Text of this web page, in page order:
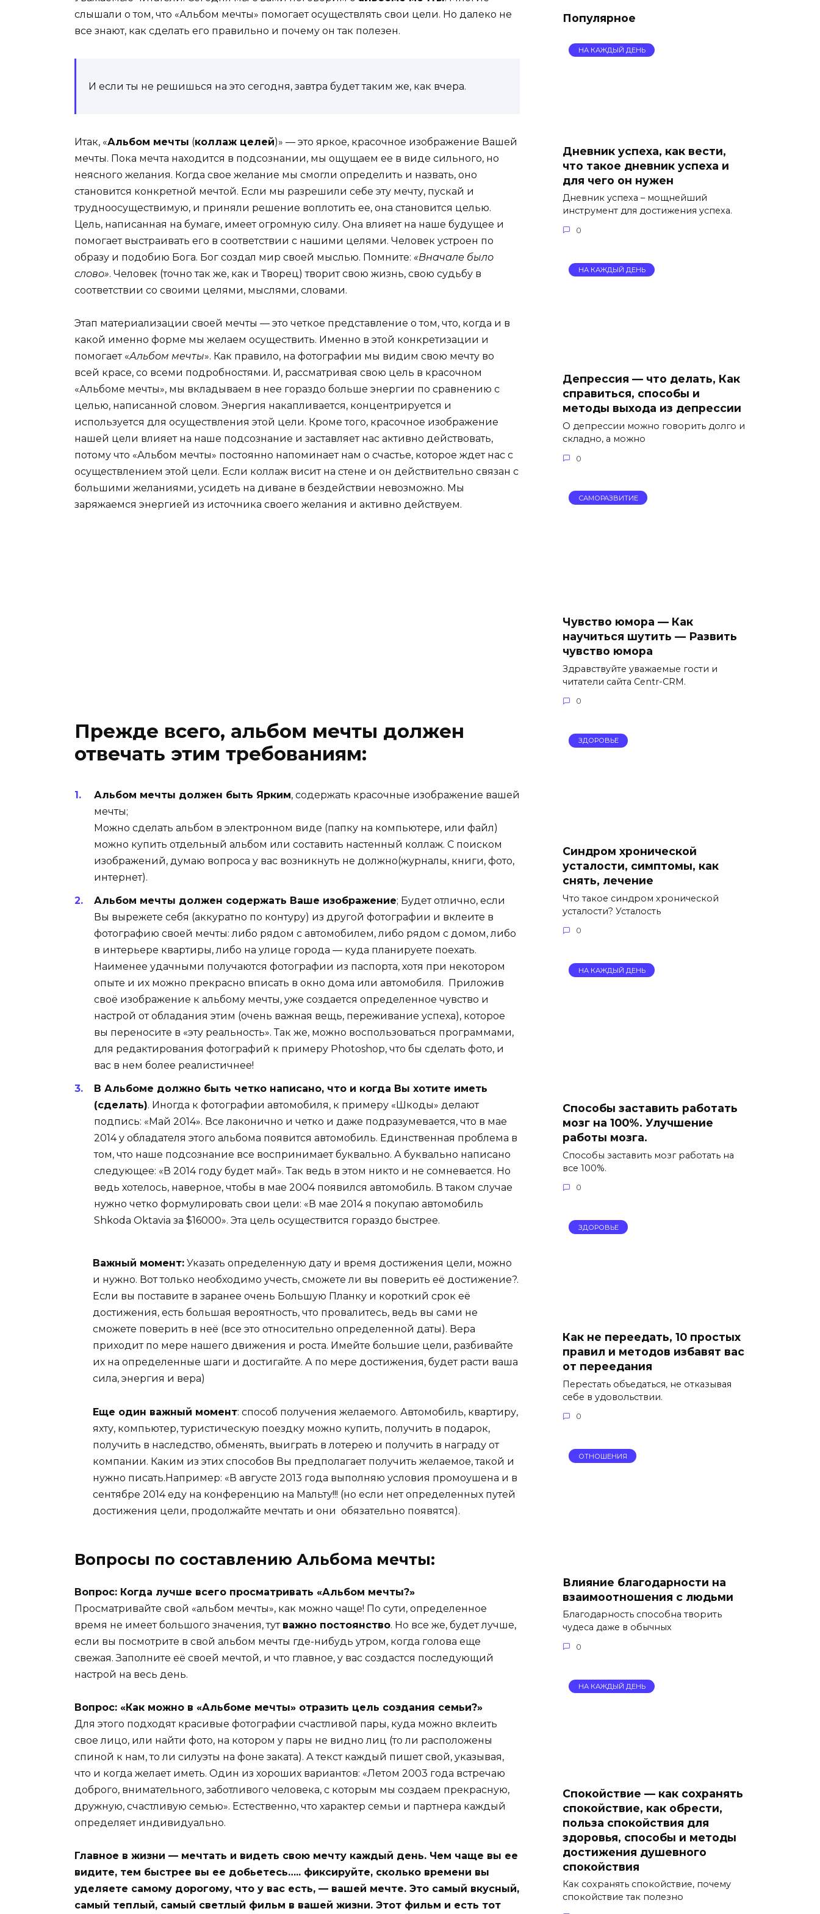
слышали о том, что «Альбом мечты» помогает осуществлять свои цели. Но далеко не
все знают, как сделать его правильно и почему он так полезен.
И если ты не решишься на это сегодня, завтра будет таким же, как вчера.
Итак, «Альбом мечты (коллаж целей)» — это яркое, красочное изображение Вашей
мечты. Пока мечта находится в подсознании, мы ощущаем ее в виде сильного, но
неясного желания. Когда свое желание мы смогли определить и назвать, оно
становится конкретной мечтой. Если мы разрешили себе эту мечту, пускай и
трудноосуществимую, и приняли решение воплотить ее, она становится целью.
Цель, написанная на бумаге, имеет огромную силу. Она влияет на наше будущее и
помогает выстраивать его в соответствии с нашими целями. Человек устроен по
образу и подобию Бога. Бог создал мир своей мыслью. Помните: «Вначале было
слово». Человек (точно так же, как и Творец) творит свою жизнь, свою судьбу в
соответствии со своими целями, мыслями, словами.
Этап материализации своей мечты — это четкое представление о том, что, когда и в
какой именно форме мы желаем осуществить. Именно в этой конкретизации и
помогает «Альбом мечты». Как правило, на фотографии мы видим свою мечту во
всей красе, со всеми подробностями. И, рассматривая свою цель в красочном
«Альбоме мечты», мы вкладываем в нее гораздо больше энергии по сравнению с
целью, написанной словом. Энергия накапливается, концентрируется и
используется для осуществления этой цели. Кроме того, красочное изображение
нашей цели влияет на наше подсознание и заставляет нас активно действовать,
потому что «Альбом мечты» постоянно напоминает нам о счастье, которое ждет нас с
осуществлением этой цели. Если коллаж висит на стене и он действительно связан с
большими желаниями, усидеть на диване в бездействии невозможно. Мы
заряжаемся энергией из источника своего желания и активно действуем.
Прежде всего, альбом мечты должен
отвечать этим требованиям:
Альбом мечты должен быть Ярким, содержать красочные изображение вашей
мечты;
Можно сделать альбом в электронном виде (папку на компьютере, или файл)
можно купить отдельный альбом или составить настенный коллаж. С поиском
изображений, думаю вопроса у вас возникнуть не должно(журналы, книги, фото,
интернет).
Альбом мечты должен содержать Ваше изображение; Будет отлично, если
Вы вырежете себя (аккуратно по контуру) из другой фотографии и вклеите в
фотографию своей мечты: либо рядом с автомобилем, либо рядом с домом, либо
в интерьере квартиры, либо на улице города — куда планируете поехать.
Наименее удачными получаются фотографии из паспорта, хотя при некотором
опыте и их можно прекрасно вписать в окно дома или автомобиля. Приложив
своё изображение к альбому мечты, уже создается определенное чувство и
настрой от обладания этим (очень важная вещь, переживание успеха), которое
вы переносите в «эту реальность». Так же, можно воспользоваться программами,
для редактирования фотографий к примеру Photoshop, что бы сделать фото, и
вас в нем более реалистичнее!
В Альбоме должно быть четко написано, что и когда Вы хотите иметь
(сделать). Иногда к фотографии автомобиля, к примеру «Шкоды» делают
подпись: «Май 2014». Все лаконично и четко и даже подразумевается, что в мае
2014 у обладателя этого альбома появится автомобиль. Единственная проблема в
том, что наше подсознание все воспринимает буквально. А буквально написано
следующее: «В 2014 году будет май». Так ведь в этом никто и не сомневается. Но
ведь хотелось, наверное, чтобы в мае 2004 появился автомобиль. В таком случае
нужно четко формулировать свои цели: «В мае 2014 я покупаю автомобиль
Shkoda Oktavia за $16000». Эта цель осуществится гораздо быстрее.
Важный момент: Указать определенную дату и время достижения цели, можно
и нужно. Вот только необходимо учесть, сможете ли вы поверить её достижение?.
Если вы поставите в заранее очень Большую Планку и короткий срок её
достижения, есть большая вероятность, что провалитесь, ведь вы сами не
сможете поверить в неё (все это относительно определенной даты). Вера
приходит по мере нашего движения и роста. Имейте большие цели, разбивайте
их на определенные шаги и достигайте. А по мере достижения, будет расти ваша
сила, энергия и вера)
Еще один важный момент: способ получения желаемого. Автомобиль, квартиру,
яхту, компьютер, туристическую поездку можно купить, получить в подарок,
получить в наследство, обменять, выиграть в лотерею и получить в награду от
компании. Каким из этих способов Вы предполагает получить желаемое, такой и
нужно писать.Например: «В августе 2013 года выполняю условия промоушена и в
сентябре 2014 еду на конференцию на Мальту!!! (но если нет определенных путей
достижения цели, продолжайте мечтать и они обязательно появятся).
Вопросы по составлению Альбома мечты:
Вопрос: Когда лучше всего просматривать «Альбом мечты?»
Просматривайте свой «альбом мечты», как можно чаще! По сути, определенное
время не имеет большого значения, тут важно постоянство. Но все же, будет лучше,
если вы посмотрите в свой альбом мечты где-нибудь утром, когда голова еще
свежая. Заполните её своей мечтой, и что главное, у вас создастся последующий
настрой на весь день.
Вопрос: «Как можно в «Альбоме мечты» отразить цель создания семьи?»
Для этого подходят красивые фотографии счастливой пары, куда можно вклеить
свое лицо, или найти фото, на котором у пары не видно лиц (то ли расположены
спиной к нам, то ли силуэты на фоне заката). А текст каждый пишет свой, указывая,
что и когда желает иметь. Один из хороших вариантов: «Летом 2003 года встречаю
доброго, внимательного, заботливого человека, с которым мы создаем прекрасную,
дружную, счастливую семью». Естественно, что характер семьи и партнера каждый
определяет индивидуально.
Главное в жизни — мечтать и видеть свою мечту каждый день. Чем чаще вы ее
видите, тем быстрее вы ее добьетесь….. фиксируйте, сколько времени вы
уделяете самому дорогому, что у вас есть, — вашей мечте. Это самый вкусный,
самый теплый, самый светлый фильм в вашей жизни. Этот фильм и есть тот
Популярное
НА КАЖДЫЙ ДЕНЬ
Дневник успеха, как вести,
что такое дневник успеха и
для чего он нужен
Дневник успеха – мощнейший
инструмент для достижения успеха.
0
НА КАЖДЫЙ ДЕНЬ
Депрессия — что делать, Как
справиться, способы и
методы выхода из депрессии
О депрессии можно говорить долго и
складно, а можно
0
САМОРАЗВИТИЕ
Чувство юмора — Как
научиться шутить — Развить
чувство юмора
Здравствуйте уважаемые гости и
читатели сайта Centr-CRM.
0
ЗДОРОВЬЕ
Синдром хронической
усталости, симптомы, как
снять, лечение
Что такое синдром хронической
усталости? Усталость
0
НА КАЖДЫЙ ДЕНЬ
Способы заставить работать
мозг на 100%. Улучшение
работы мозга.
Способы заставить мозг работать на
все 100%.
0
ЗДОРОВЬЕ
Как не переедать, 10 простых
правил и методов избавят вас
от переедания
Перестать объедаться, не отказывая
себе в удовольствии.
0
ОТНОШЕНИЯ
Влияние благодарности на
взаимоотношения с людьми
Благодарность способна творить
чудеса даже в обычных
0
НА КАЖДЫЙ ДЕНЬ
Спокойствие — как сохранять
спокойствие, как обрести,
польза спокойствия для
здоровья, способы и методы
достижения душевного
спокойствия
Как сохранять спокойствие, почему
спокойствие так полезно